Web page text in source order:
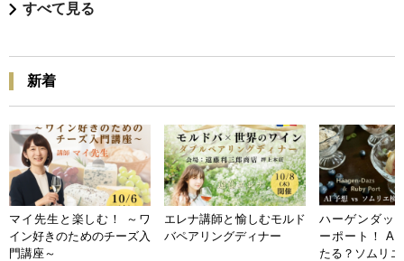
すべて見る
新着
マイ先生と楽しむ！ ～ワ
イン好きのためのチーズ入
門講座～
エレナ講師と愉しむモルド
バペアリングディナー
ハーゲンダッ
ーポート！ AI
たる？ソムリ